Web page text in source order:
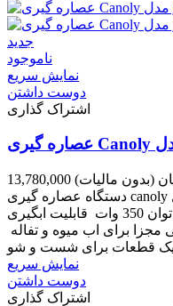
جدید
ناموجود
نمایش سریع
دوست داشتن
اشتراک گذاری
تومان (بدون مالیات)
دستگاه عصاره گیری canoly مدل je75b برند اورجینال آمریکا مونتاژ
در چین ابگیری با فن اوری پرس سرد توان 350 وات قابلیت ابگیری
برای اب میوه و تفاله
نمایش سریع
دوست داشتن
اشتراک گذاری